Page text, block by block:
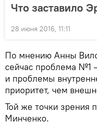
Что заставило
28 июня 2016, 11:11
По мнению Анны
сейчас проблема №1
и проблемы
приоритет, чем
Той же точки зрения
Минченко.